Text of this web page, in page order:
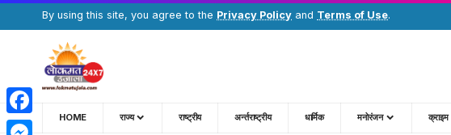
By using this site, you agree to the Privacy Policy and Terms of Use.
HOME राज्य राष्ट्रीय अर्न्तराष्ट्रीय धार्मिक मनोरंजन क्राइम
Facebook